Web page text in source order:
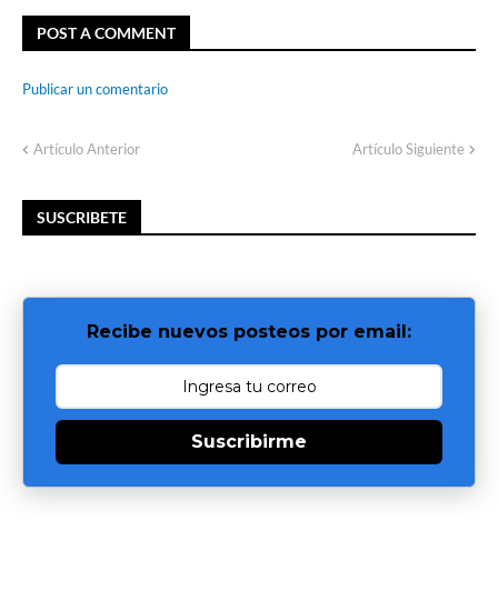
POST A COMMENT
Publicar un comentario
Artículo Anterior Artículo Siguiente
SUSCRIBETE
Recibe nuevos posteos por email:
Suscribirme